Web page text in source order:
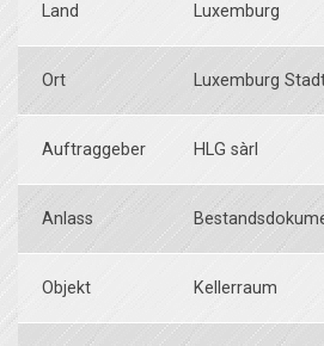
Land Luxemburg
Ort Luxemburg
Auftraggeber HLG sàrl
Anlass
Objekt Kellerraum